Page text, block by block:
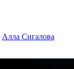
Алла Сигалова